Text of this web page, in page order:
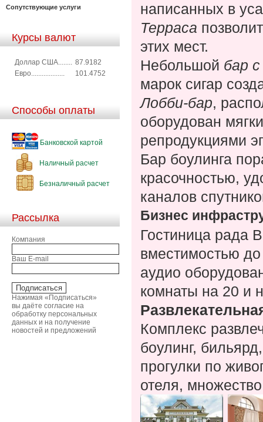
Сопутствующие услуги
Курсы валют
Доллар США........ 87.9182
Евро...................
101.4752
Способы оплаты
Банковской картой
Наличный расчет
Безналичный расчет
Рассылка
Компания
Ваш E-mail
Нажимая «Подписаться»
вы даёте согласие на
обработку персональных
данных и на получение
новостей и предложений
написанных в
Терраса
этих мест.
Небольшой бар
марок сигар
Лобби-бар,
оборудован
репродукциями
Бар боулинга
красочностью,
каналов
Бизнес
Гостиница рада
вместимостью
аудио
комнаты на 20 и
Комплекс
боулинг,
прогулки по
отеля,